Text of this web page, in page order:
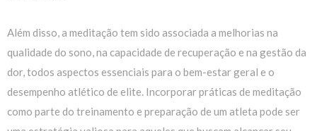
Além disso, a meditação tem sido associada a melhorias na
qualidade do sono, na capacidade de recuperação e na gestão da
dor, todos aspectos essenciais para o bem-estar geral e o
desempenho atlético de elite. Incorporar práticas de meditação
como parte do treinamento e preparação de um atleta pode ser